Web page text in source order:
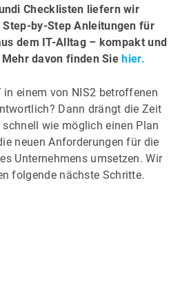
Checklisten liefern wir
by-Step Anleitungen für
dem IT-Alltag – kompakt und
davon finden Siehier.
einem von NIS2 betroffenen
Dann drängt die Zeit
wie möglich einen Plan
neuen Anforderungen für die
Unternehmens umsetzen. Wir
folgende nächste Schritte.